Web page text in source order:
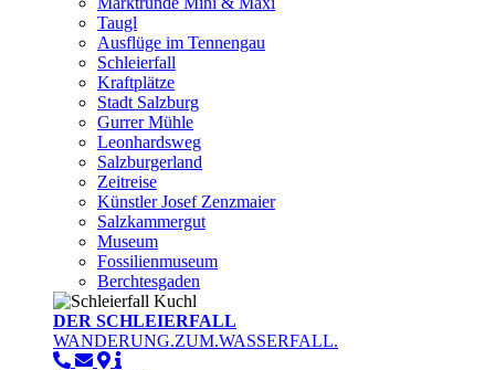
Taugl
Ausflüge im Tennengau
Schleierfall
Kraftplätze
Stadt Salzburg
Gurrer Mühle
Leonhardsweg
Salzburgerland
Zeitreise
Künstler Josef Zenzmaier
Salzkammergut
Museum
Fossilienmuseum
Berchtesgaden
DER SCHLEIERFALL
WANDERUNG.ZUM.WASSERFALL.